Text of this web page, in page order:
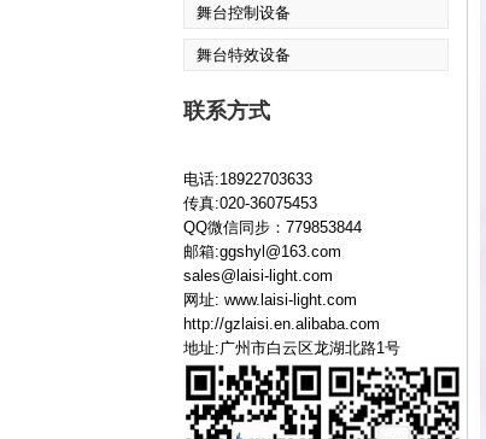
舞台控制设备
舞台特效设备
联系方式
电话:18922703633
传真:020-36075453
QQ微信同步：779853844
邮箱:ggshyl@163.com
sales@laisi-light.com
网址: www.laisi-light.com
http://gzlaisi.en.alibaba.com
地址:广州市白云区龙湖北路1号